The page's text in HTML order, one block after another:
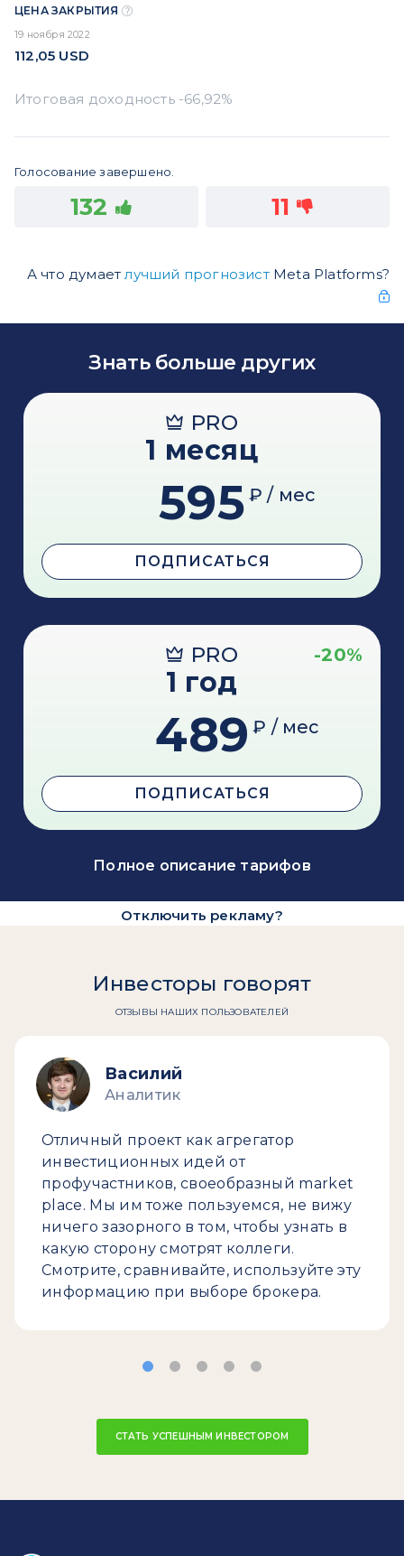
ЦЕНА ЗАКРЫТИЯ
19 ноября 2022
112,05 USD
Голосование завершено.
132 11
А что думает лучший прогнозистMeta Platforms?
Знать больше других
PRO
1 месяц
595 ₽ / мес
ПОДПИСАТЬСЯ
PRO -20%
1 год
489 ₽ / мес
ПОДПИСАТЬСЯ
Полное описание тарифов
Отключить рекламу?
Инвесторы говорят
ОТЗЫВЫ НАШИХ ПОЛЬЗОВАТЕЛЕЙ
Василий
Аналитик
Отличный проект как агрегатор
инвестиционных идей от
профучастников, своеобразный market
place. Мы им тоже пользуемся, не вижу
ничего зазорного в том, чтобы узнать в
какую сторону смотрят коллеги.
Смотрите, сравнивайте, используйте эту
информацию при выборе брокера.
СТАТЬ УСПЕШНЫМ ИНВЕСТОРОМ